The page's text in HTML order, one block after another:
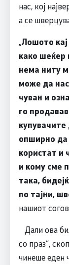
нас, кој
а се
„Лошото
како шеќер
нема ниту
може да
чуван и
го
опширно да
користат и
и кому сме
така,
по тајни,
нашиот
Дали ова
со праз“,
чинеше еден